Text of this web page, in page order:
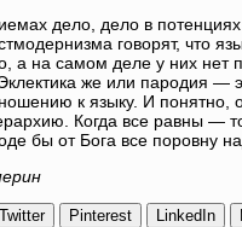
дело, дело в
говорят, что
а на самом деле у них нет
же или пародия —
к языку. И понятно,
Когда все равны —
бы от Бога все поровну
Twitter Pinterest LinkedIn